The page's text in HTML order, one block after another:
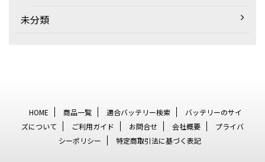
未分類
HOME 商品一覧 適合バッテリー検索
バッテリーのサイ
ズについて
ご利用ガイド お問合せ 会社概要
プライバ
シーポリシー
特定商取引法に基づく表記